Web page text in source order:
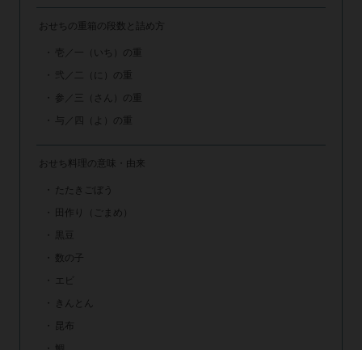
おせちの重箱の段数と詰め方
壱／一（いち）の重
弐／二（に）の重
参／三（さん）の重
与／四（よ）の重
おせち料理の意味・由来
たたきごぼう
田作り（ごまめ）
黒豆
数の子
エビ
きんとん
昆布